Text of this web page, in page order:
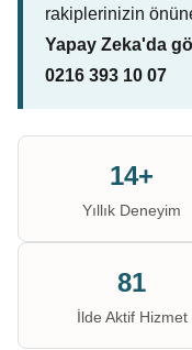
rakiplerinizin
Yapay Zeka'da
0216 393 10 07
14+
Yıllık Deneyim
81
İlde Aktif Hizmet